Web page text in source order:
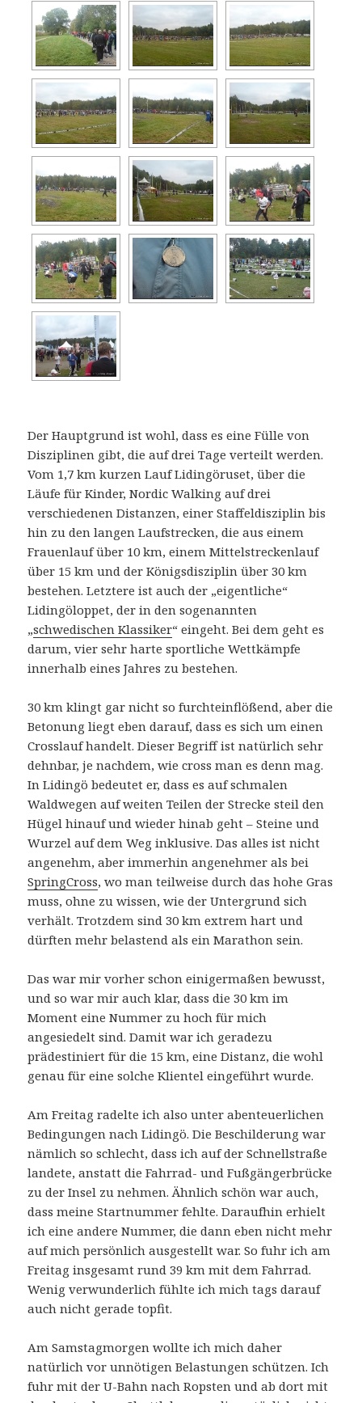
Der Hauptgrund ist wohl, dass es eine Fülle von
Disziplinen gibt, die auf drei Tage verteilt werden.
Vom 1,7 km kurzen Lauf Lidingöruset, über die
Läufe für Kinder, Nordic Walking auf drei
verschiedenen Distanzen, einer Staffeldisziplin bis
hin zu den langen Laufstrecken, die aus einem
Frauenlauf über 10 km, einem Mittelstreckenlauf
über 15 km und der Königsdisziplin über 30 km
bestehen. Letztere ist auch der „eigentliche“
Lidingöloppet, der in den sogenannten
„schwedischen Klassiker“ eingeht. Bei dem geht es
darum, vier sehr harte sportliche Wettkämpfe
innerhalb eines Jahres zu bestehen.
30 km klingt gar nicht so furchteinflößend, aber die
Betonung liegt eben darauf, dass es sich um einen
Crosslauf handelt. Dieser Begriff ist natürlich sehr
dehnbar, je nachdem, wie cross man es denn mag.
In Lidingö bedeutet er, dass es auf schmalen
Waldwegen auf weiten Teilen der Strecke steil den
Hügel hinauf und wieder hinab geht – Steine und
Wurzel auf dem Weg inklusive. Das alles ist nicht
angenehm, aber immerhin angenehmer als bei
SpringCross, wo man teilweise durch das hohe Gras
muss, ohne zu wissen, wie der Untergrund sich
verhält. Trotzdem sind 30 km extrem hart und
dürften mehr belastend als ein Marathon sein.
Das war mir vorher schon einigermaßen bewusst,
und so war mir auch klar, dass die 30 km im
Moment eine Nummer zu hoch für mich
angesiedelt sind. Damit war ich geradezu
prädestiniert für die 15 km, eine Distanz, die wohl
genau für eine solche Klientel eingeführt wurde.
Am Freitag radelte ich also unter abenteuerlichen
Bedingungen nach Lidingö. Die Beschilderung war
nämlich so schlecht, dass ich auf der Schnellstraße
landete, anstatt die Fahrrad- und Fußgängerbrücke
zu der Insel zu nehmen. Ähnlich schön war auch,
dass meine Startnummer fehlte. Daraufhin erhielt
ich eine andere Nummer, die dann eben nicht mehr
auf mich persönlich ausgestellt war. So fuhr ich am
Freitag insgesamt rund 39 km mit dem Fahrrad.
Wenig verwunderlich fühlte ich mich tags darauf
auch nicht gerade topfit.
Am Samstagmorgen wollte ich mich daher
natürlich vor unnötigen Belastungen schützen. Ich
fuhr mit der U-Bahn nach Ropsten und ab dort mit